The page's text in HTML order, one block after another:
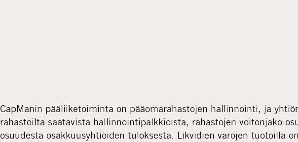
CapManin pääliiketoiminta on pääomarahastojen hallinnointi, ja
rahastoilta saatavista hallinnointipalkkioista, rahastojen voitonjako-
osuudesta osakkuusyhtiöiden tuloksesta. Likvidien varojen tuotoilla